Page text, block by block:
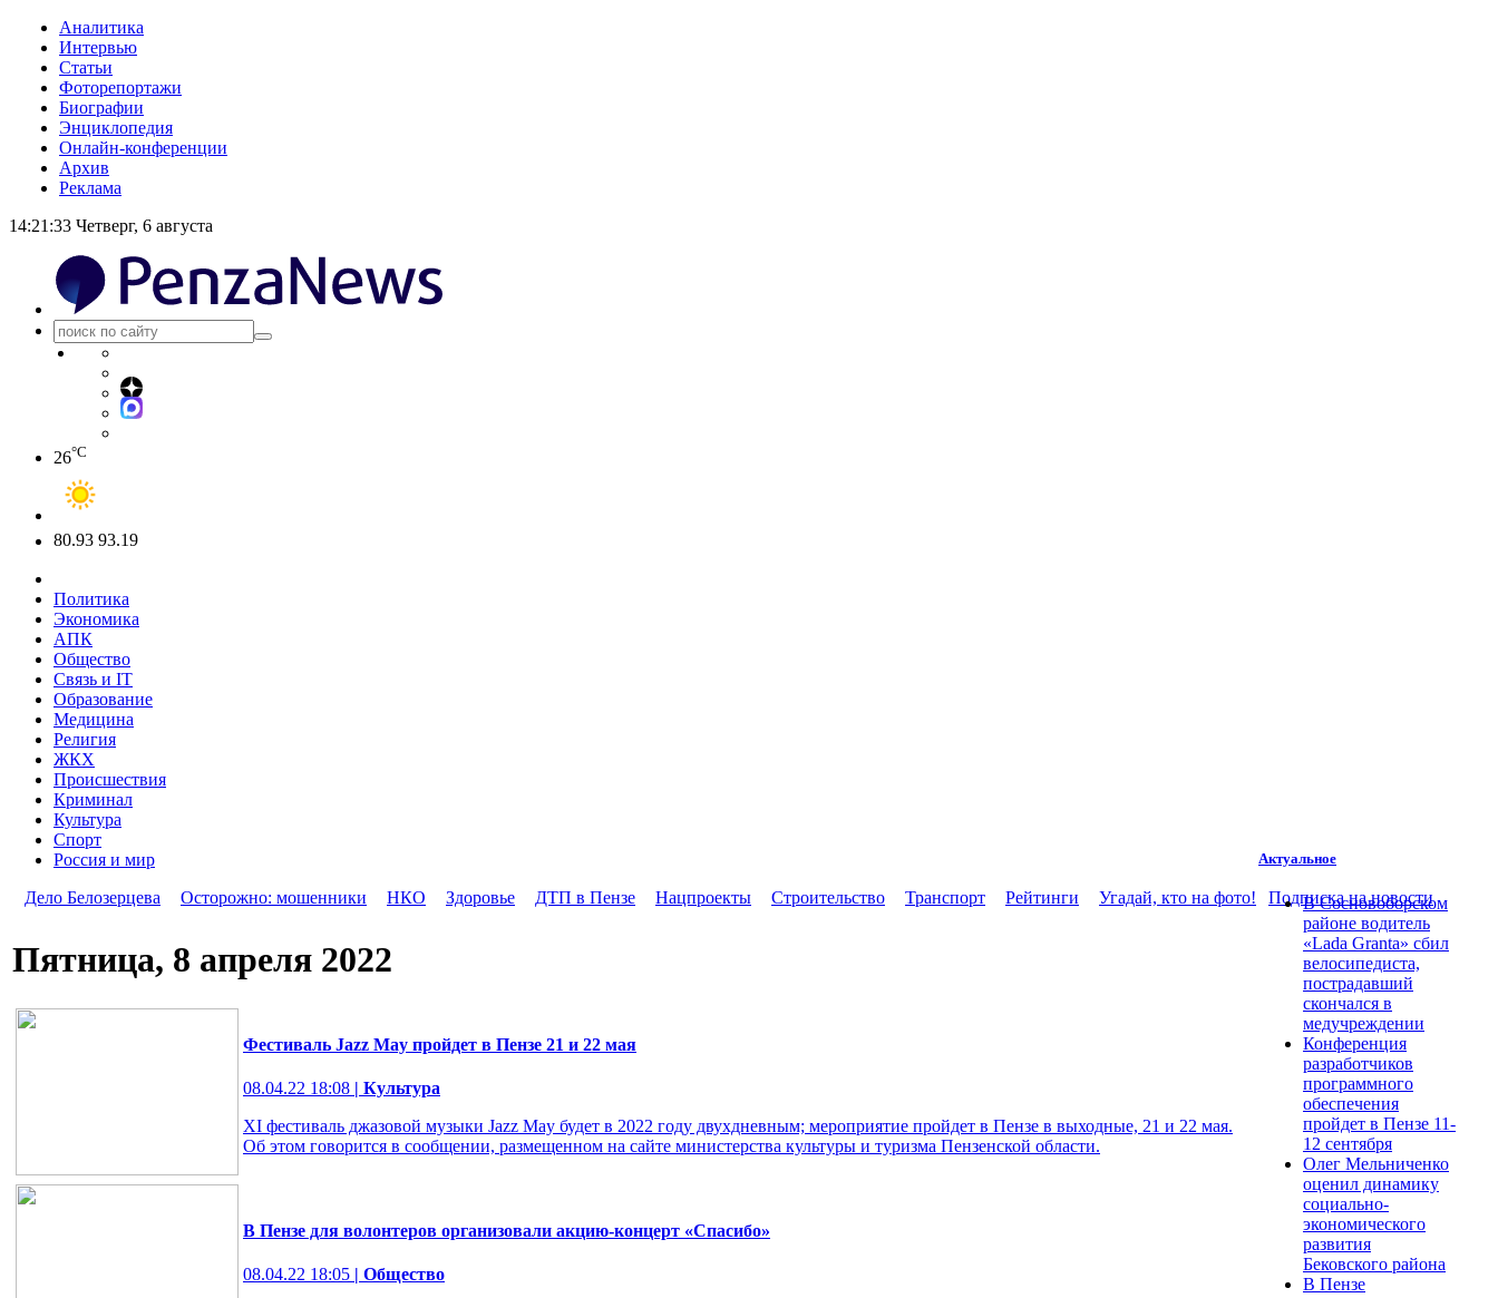
Аналитика
Интервью
Статьи
Фоторепортажи
Биографии
Энциклопедия
Онлайн-конференции
Архив
Реклама
14:21:33 Четверг, 6 августа
26°C
80.93 93.19
Политика
Экономика
АПК
Общество
Связь и IT
Образование
Медицина
Религия
ЖКХ
Происшествия
Криминал
Культура
Спорт
Россия и мир
Дело Белозерцева
Осторожно: мошенники НКО Здоровье ДТП в Пензе Нацпроекты Строительство Транспорт Рейтинги Угадай, кто на фото! Подписка на новости
Пятница, 8 апреля 2022
Фестиваль Jazz May пройдет в Пензе 21 и 22 мая
08.04.22 18:08 | Культура
XI фестиваль джазовой музыки Jazz May будет в 2022 году двухдневным; мероприятие пройдет в Пензе в выходные, 21 и 22 мая.
Об этом говорится в сообщении, размещенном на сайте министерства культуры и туризма Пензенской области.
В Пензе для волонтеров организовали акцию-концерт «Спасибо»
08.04.22 18:05 | Общество
Актуальное
В Сосновоборском
районе водитель
«Lada Granta» сбил
велосипедиста,
пострадавший
скончался в
медучреждении
Конференция
разработчиков
программного
обеспечения
пройдет в Пензе 11-
12 сентября
Олег Мельниченко
оценил динамику
социально-
экономического
развития
Бековского района
В Пензе